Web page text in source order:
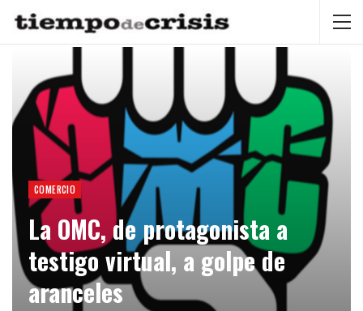
COMERCIO
La OMC, de protagonista a
testigo virtual, a golpe de
aranceles